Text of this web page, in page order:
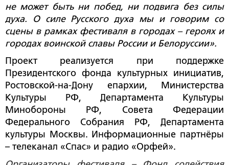
не может быть ни побед, ни подвига без силы
духа. О силе Русского духа мы и говорим со
сцены в рамках фестиваля в городах – героях и
городах воинской славы России и Белоруссии».
Проект реализуется при поддержке
Президентского фонда культурных инициатив,
Ростовской-на-Дону епархии, Министерства
Культуры РФ, Департамента Культуры
Минобороны РФ, Совета Федерации
Федерального Собрания РФ, Департамента
культуры Москвы. Информационные партнёры
– телеканал «Спас» и радио «Орфей».